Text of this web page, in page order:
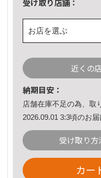
受け取り店舗：
お店を選ぶ
近くの
納期目安：
店舗在庫不足の為、取
2026.09.01 3:3頃のお届
受け取り
カー